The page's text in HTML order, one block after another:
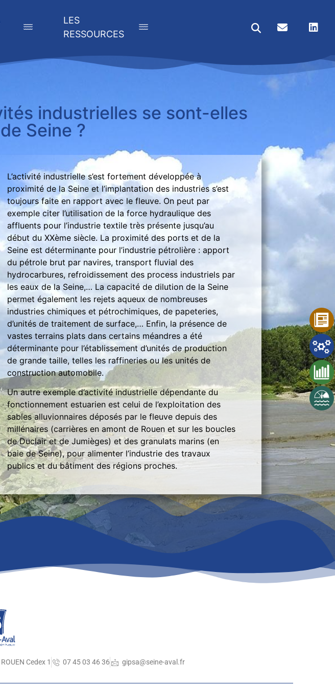
LES
RESSOURCES
industrielles se sont-elles
Seine ?
L’activité industrielle s’est fortement développée à
proximité de la Seine et l’implantation des industries s’est
toujours faite en rapport avec le fleuve. On peut par
exemple citer l’utilisation de la force hydraulique des
affluents pour l’industrie textile très présente jusqu’au
début du XXème siècle. La proximité des ports et de la
Seine est déterminante pour l’industrie pétrolière : apport
du pétrole brut par navires, transport fluvial des
hydrocarbures, refroidissement des process industriels par
les eaux de la Seine,… La capacité de dilution de la Seine
permet également les rejets aqueux de nombreuses
industries chimiques et pétrochimiques, de papeteries,
d’unités de traitement de surface,… Enfin, la présence de
vastes terrains plats dans certains méandres a été
déterminante pour l’établissement d’unités de production
de grande taille, telles les raffineries ou les unités de
construction automobile.
Un autre exemple d’activité industrielle dépendante du
fonctionnement estuarien est celui de l’exploitation des
sables alluvionnaires déposés par le fleuve depuis des
millénaires (carrières en amont de Rouen et sur les boucles
de Duclair et de Jumièges) et des granulats marins (en
baie de Seine), pour alimenter l’industrie des travaux
publics et du bâtiment des régions proches.
Cedex 1 07 45 03 46 36 gipsa@seine-aval.fr